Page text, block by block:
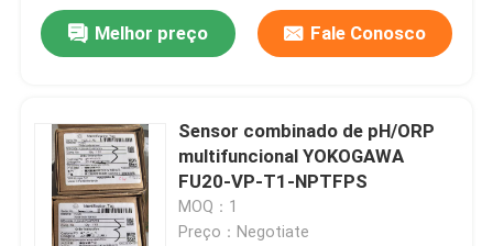
Melhor preço Fale Conosco
Sensor combinado de pH/ORP
multifuncional YOKOGAWA
FU20-VP-T1-NPTFPS
MOQ：1
Preço：Negotiate